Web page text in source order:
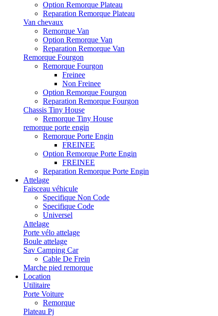
Option Remorque Plateau
Reparation Remorque Plateau
Van chevaux
Remorque Van
Option Remorque Van
Reparation Remorque Van
Remorque Fourgon
Remorque Fourgon
Freinee
Non Freinee
Option Remorque Fourgon
Reparation Remorque Fourgon
Chassis Tiny House
Remorque Tiny House
remorque porte engin
Remorque Porte Engin
FREINEE
Option Remorque Porte Engin
FREINEE
Reparation Remorque Porte Engin
Attelage
Faisceau véhicule
Specifique Non Code
Specifique Code
Universel
Attelage
Porte vélo attelage
Boule attelage
Sav Camping Car
Cable De Frein
Marche pied remorque
Location
Utilitaire
Porte Voiture
Remorque
Plateau Pj